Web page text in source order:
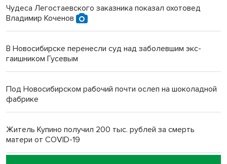
Чудеса Легостаевского заказника показал охотовед
Владимир Коченов
В Новосибирске перенесли суд над заболевшим экс-
гаишником Гусевым
Под Новосибирском рабочий почти ослеп на шоколадной
фабрике
Житель Купино получил 200 тыс. рублей за смерть
матери от COVID-19